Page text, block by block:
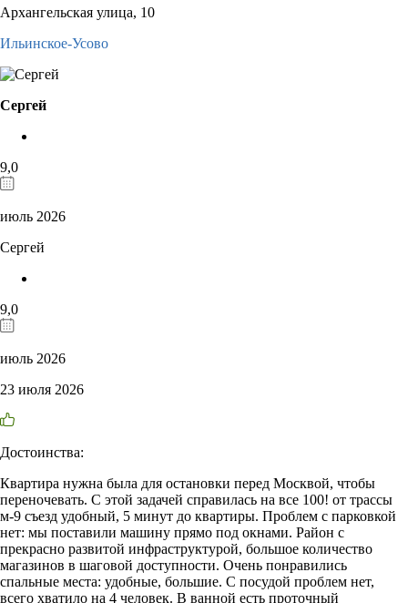
Архангельская улица, 10
Ильинское-Усово
Сергей
9,0
июль 2026
Сергей
9,0
июль 2026
23 июля 2026
Достоинства:
Квартира нужна была для остановки перед Москвой, чтобы
переночевать. С этой задачей справилась на все 100! от трассы
м-9 съезд удобный, 5 минут до квартиры. Проблем с парковкой
нет: мы поставили машину прямо под окнами. Район с
прекрасно развитой инфраструктурой, большое количество
магазинов в шаговой доступности. Очень понравились
спальные места: удобные, большие. С посудой проблем нет,
всего хватило на 4 человек. В ванной есть проточный